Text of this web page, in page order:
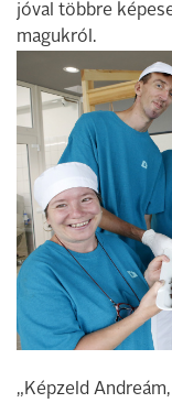
jóval többre
magukról.
„Képzeld